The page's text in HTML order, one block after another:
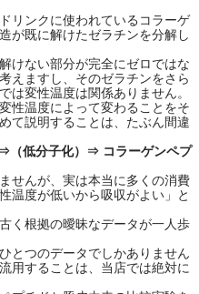
リンクに使われているコラーゲ
が既に解けたゼラチンを分解し
けない部分が完全にゼロではな
えますし、そのゼラチンをさら
は変性温度は関係ありません。
性温度によって変わることをそ
て説明することは、たぶん間違
低分子化）⇒ コラーゲンペプ
せんが、実は本当に多くの消費
温度が低いから吸収がよい」と
く根拠の曖昧なデータが一人歩
とつのデータでしかありません
用することは、当店では絶対に